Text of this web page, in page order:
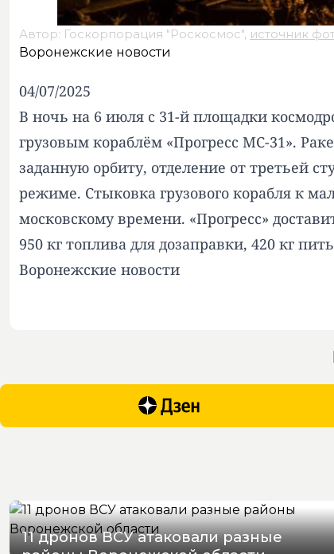
Автор: Госкорпорация "Роскосмос", источник
Воронежские новости
04/07/2025
В ночь на 6 июля с 31-й площадки
грузовым кораблём «Прогресс МС-31».
заданную орбиту, отделение от третьей
режиме. Стыковка грузового корабля к
московскому времени. «Прогресс»
950 кг топлива для дозаправки, 420 кг
Воронежские новости
11 дронов ВСУ атаковали разные